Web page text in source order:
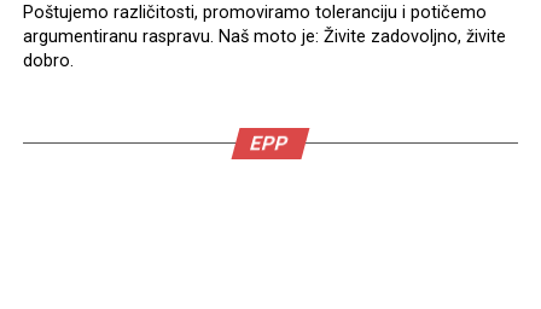
Poštujemo različitosti, promoviramo toleranciju i potičemo
argumentiranu raspravu. Naš moto je: Živite zadovoljno, živite
dobro.
EPP